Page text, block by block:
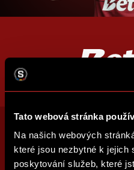
Tato webová stránka
Na našich webových
které jsou nezbytné k jejich
poskytování služeb, které